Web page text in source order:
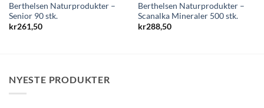
Berthelsen Naturprodukter –
Senior 90 stk.
kr261,50
Berthelsen Naturprodukter –
Scanalka Mineraler 500 stk.
kr288,50
NYESTE PRODUKTER